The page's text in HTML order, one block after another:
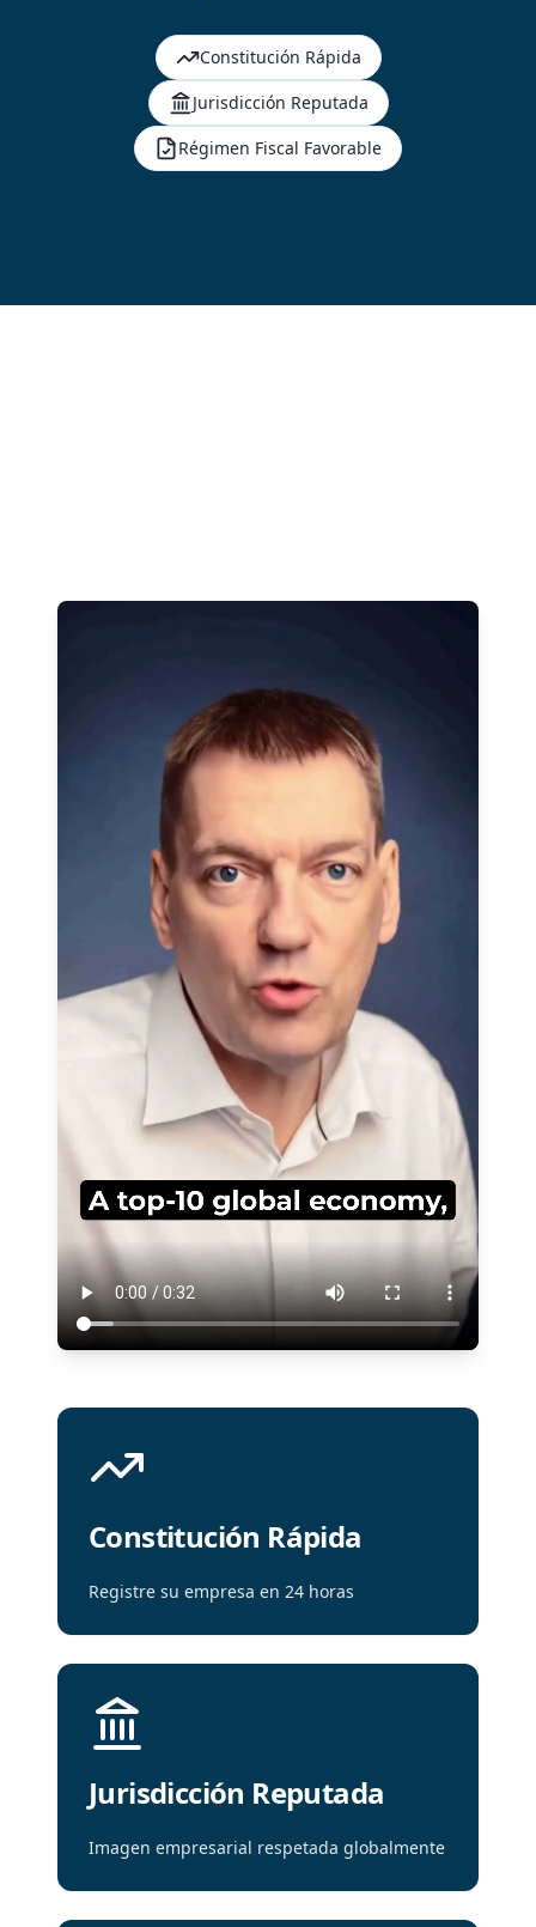
Constitución Rápida
Jurisdicción Reputada
Régimen Fiscal Favorable
Constitución Rápida
Registre su empresa en 24 horas
Jurisdicción Reputada
Imagen empresarial respetada globalmente